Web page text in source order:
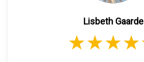
Lisbeth Gaarde